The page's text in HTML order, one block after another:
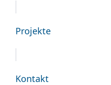
Projekte
Kontakt